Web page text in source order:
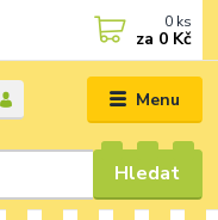
Menu
Hledat
0 ks
za 0 Kč